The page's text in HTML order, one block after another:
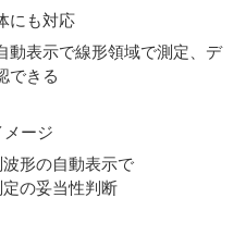
にも対応
動表示で線形領域で測定、デ
できる
波形の自動表示で
定の妥当性判断